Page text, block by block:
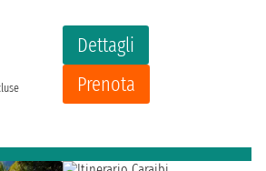
Dettagli
Prenota